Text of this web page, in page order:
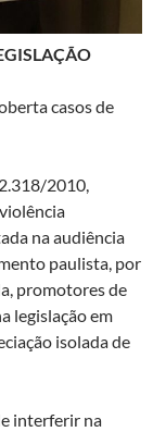
casos de
2010,
na audiência
paulista, por
promotores de
legislação em
isolada de
interferir na